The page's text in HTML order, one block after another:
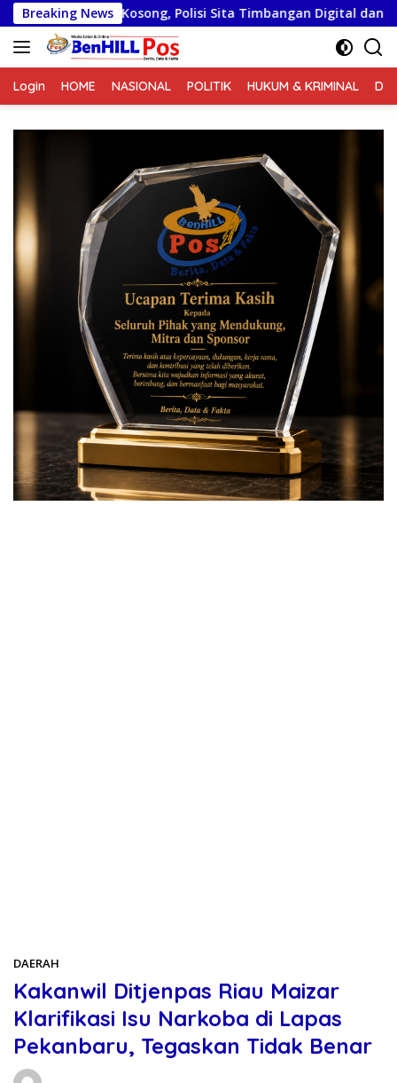
Langsung
ke
konten
Breaking News
Polisi Sita Timbangan Digital dan Puluhan Plastik Klip
Login HOME NASIONAL POLITIK HUKUM & KRIMINAL
DAERAH
Kakanwil Ditjenpas Riau Maizar
Klarifikasi Isu Narkoba di Lapas
Pekanbaru, Tegaskan Tidak Benar